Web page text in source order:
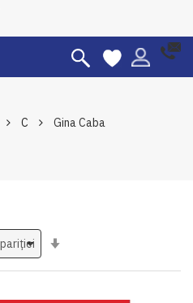
C Gina Caba